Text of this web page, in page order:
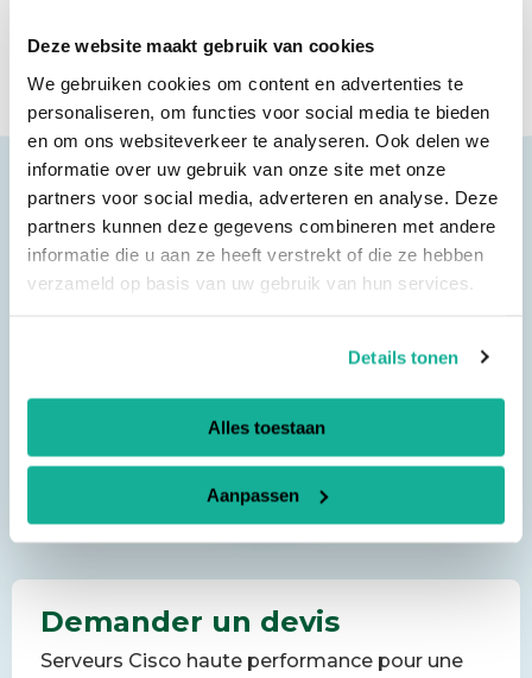
Deze website maakt gebruik van cookies
We gebruiken cookies om content en advertenties te
personaliseren, om functies voor social media te bieden
en om ons websiteverkeer te analyseren. Ook delen we
informatie over uw gebruik van onze site met onze
partners voor social media, adverteren en analyse. Deze
partners kunnen deze gegevens combineren met andere
informatie die u aan ze heeft verstrekt of die ze hebben
verzameld op basis van uw gebruik van hun services.
Details tonen
Alles toestaan
Aanpassen
Romuald Lagrange
Demander un devis
Serveurs Cisco haute performance pour une